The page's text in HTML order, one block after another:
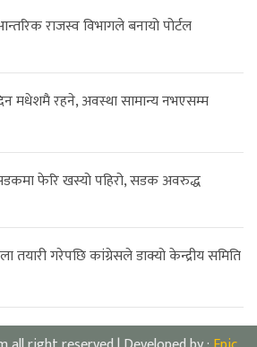
राजस्व विभागले बनायो पोर्टल
मधेशमै रहने, अवस्था सामान्य नभएसम्म
फेरि खस्यो पहिरो, सडक अवरुद्ध
तयारी गरेपछि कांग्रेसले डाक्यो केन्द्रीय समिति